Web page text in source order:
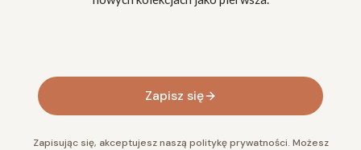
Zapisz się
Zapisując się, akceptujesz naszą politykę prywatności. Możesz